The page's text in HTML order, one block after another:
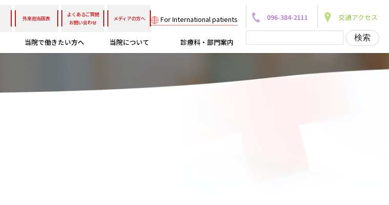
外来担当医表
よくあるご質問
お問い合わせ
メディアの方へ For International patients
当院で働きたい方へ 当院について 診療科・部門案内
096-384-2111 交通アクセス